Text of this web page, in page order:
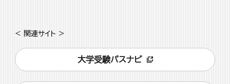
< 関連サイト >
大学受験パスナビ